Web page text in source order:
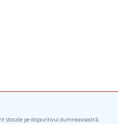
pe dispozitivul dumneavoastră.